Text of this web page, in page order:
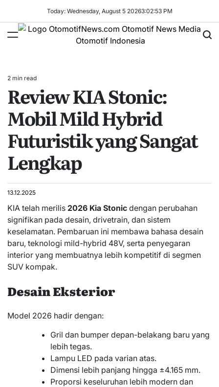
content
Today: Wednesday, August 5 20263:02:54 PM
Estimated
read
time
2 min read
Review KIA Stonic:
Mobil Mild Hybrid
Futuristik yang Sangat
Lengkap
13.12.2025
KIA telah merilis 2026 Kia Stonic dengan perubahan
signifikan pada desain, drivetrain, dan sistem
keselamatan. Pembaruan ini membawa bahasa desain
baru, teknologi mild-hybrid 48V, serta penyegaran
interior yang membuatnya lebih kompetitif di segmen
SUV kompak.
Desain Eksterior
Model 2026 hadir dengan:
Gril dan bumper depan-belakang baru yang
lebih tegas.
Lampu LED pada varian atas.
Dimensi lebih panjang hingga ±4.165 mm.
Proporsi keseluruhan lebih modern dan